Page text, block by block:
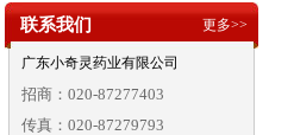
联系我们 更多>>
广东小奇灵药业有限公司
招商：020-87277403
传真：020-87279793